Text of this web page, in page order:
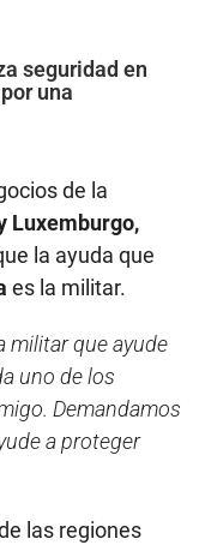
seguridad en
una
de la
Luxemburgo,
la ayuda que
es la militar.
militar que ayude
uno de los
Demandamos
a proteger
las regiones